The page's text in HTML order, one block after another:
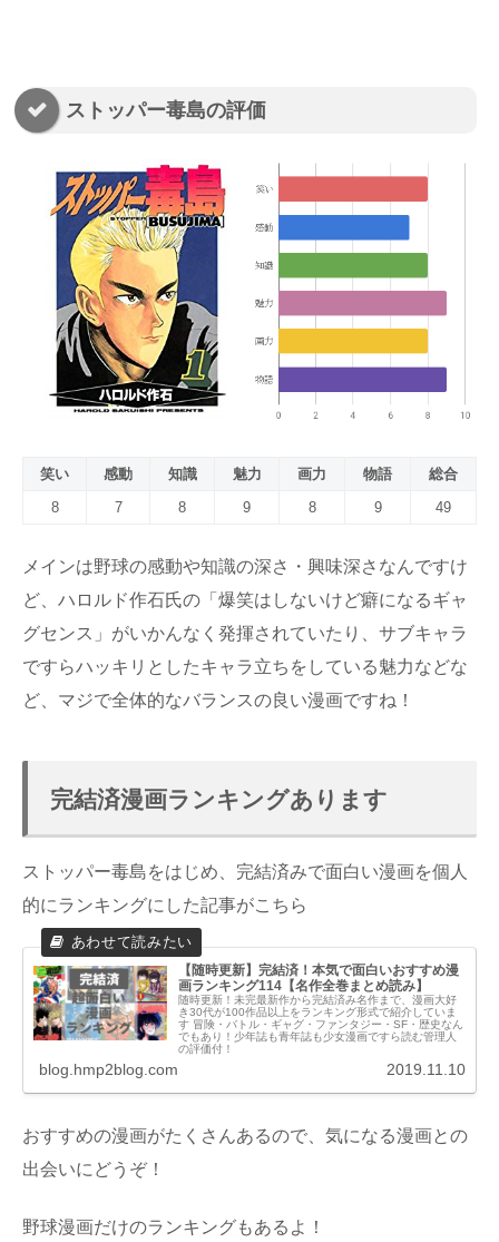
ストッパー毒島の評価
笑い 感動 知識 魅力 画力 物語
総合
8
7 8 9 8 9 49
メインは野球の感動や知識の深さ・興味深さなんですけ
ど、ハロルド作石氏の「爆笑はしないけど癖になるギャ
グセンス」がいかんなく発揮されていたり、サブキャラ
ですらハッキリとしたキャラ立ちをしている魅力などな
ど、マジで全体的なバランスの良い漫画ですね！
完結済漫画ランキングあります
ストッパー毒島をはじめ、完結済みで面白い漫画を個人
的にランキングにした記事がこちら
【随時更新】完結済！本気で面白いおすすめ漫
画ランキング114【名作全巻まとめ読み】
随時更新！未完最新作から完結済み名作まで、漫画大好
き30代が100作品以上をランキング形式で紹介していま
す 冒険・バトル・ギャグ・ファンタジー・SF・歴史なん
でもあり！少年誌も青年誌も少女漫画ですら読む管理人
の評価付！
blog.hmp2blog.com 2019.11.10
おすすめの漫画がたくさんあるので、気になる漫画との
出会いにどうぞ！
野球漫画だけのランキングもあるよ！